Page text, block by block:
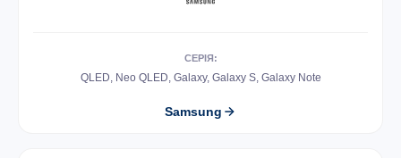
СЕРІЯ:
QLED, Neo QLED, Galaxy, Galaxy S, Galaxy Note
Samsung